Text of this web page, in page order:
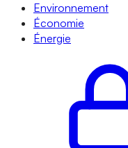
Environnement
Économie
Énergie